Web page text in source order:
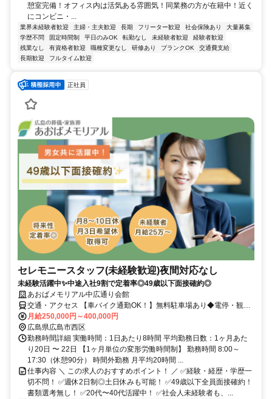
憩室完備！オフィス内は活気ある雰囲気！同業務の方が在籍中！近く
にコンビニ・...
業界未経験者歓迎 主婦・主夫歓迎 長期 フリーター歓迎 社会保険あり
大量募集
学歴不問
固定時間制 平日のみOK 転勤なし 未経験者歓迎
経験者歓迎
残業なし
有資格者歓迎 職種変更なし 研修あり ブランクOK
交通費支給
長期歓迎
フルタイム歓迎
正社員
セレモニースタッフ(未経験歓迎)夜間対応なし
未経験活躍中✨中途入社9割で定着率◎49歳以下面接確約◎
あおばメモリアル中広通り会館
交通・アクセス 【車バイク通勤OK！】無料駐車場あり◆電停・観音
新町から徒歩5分
月給250,000円～400,000円
広島県広島市西区
勤務時間詳細 実働時間：1日あたり8時間 平均勤務日数：1ヶ月あた
り20日 〜 22日 【1ヶ月単位の変形労働時間制】 勤務時間 8:00～
17:30（休憩90分） 時間外勤務 月平均20時間 ...
仕事内容 ＼ この求人のおすすめポイント！ ／ ✅経験・経歴・学歴一
切不問！ ✅週休2⽇制◎⼟⽇休みも可能！ ✅49歳以下全員⾯接確約！
書類選考無し！ ✅20代〜40代活躍中！ ✅社会⼈未経験者も、...